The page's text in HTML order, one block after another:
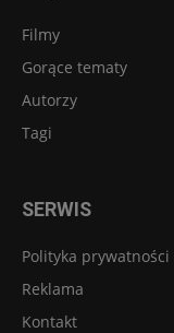
Filmy
Gorące tematy
Autorzy
Tagi
SERWIS
Polityka prywatności
Reklama
Kontakt